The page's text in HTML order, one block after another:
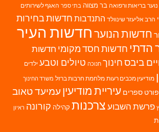
נוער בריאות ורפואה בר מצווה בתי ספר האגף לשירותים
הרב אליעזר שינוולד התנדבות חדשות בחירות
חדשות הנוערחדשות העיר
הדתי חדשות חסד מקומי חדשות
ביבסחינוך חנוכה טיולים וטבע ילדים
מודיעין מכבים רעות מלחמת חרבות ברזל משרד החינוך
ספרים עיריית מודיעין עמיעד טאוב
פרשת השבועצרכנות קהילה קורונה ראיון